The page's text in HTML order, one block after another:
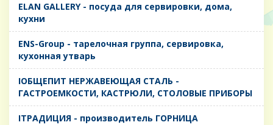
ELAN GALLERY - посуда для сервировки, дома,
кухни
ENS-Group - тарелочная группа, сервировка,
кухонная утварь
IОБЩЕПИТ НЕРЖАВЕЮЩАЯ СТАЛЬ -
ГАСТРОЕМКОСТИ, КАСТРЮЛИ, СТОЛОВЫЕ ПРИБОРЫ
IТРАДИЦИЯ - производитель ГОРНИЦА